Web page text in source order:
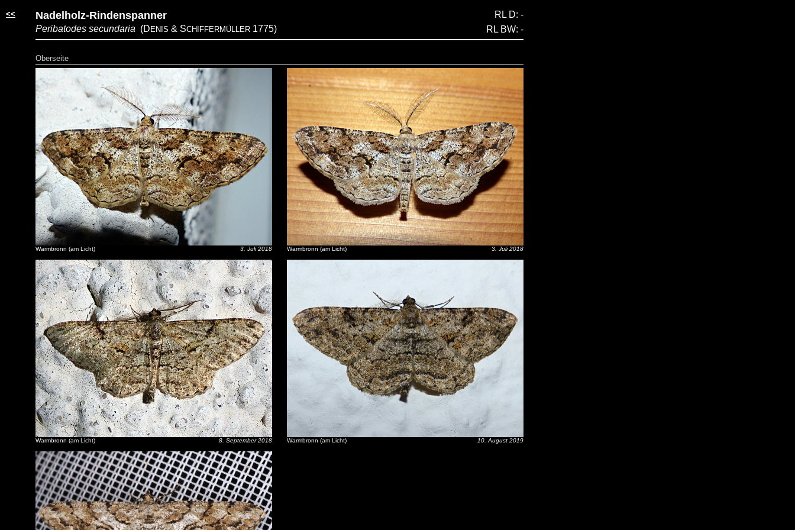
<< Nadelholz-Rindenspanner
Peribatodes secundaria (D ENIS & SCHIFFERMÜLLER 1775)
RL D: -
RL BW: -
Oberseite
Warmbronn (am Licht) 3. Juli 2018
Warmbronn (am Licht) 8. September 2018
Warmbronn (am Licht) 3. Juli 2018
Warmbronn (am Licht) 10. August 2019